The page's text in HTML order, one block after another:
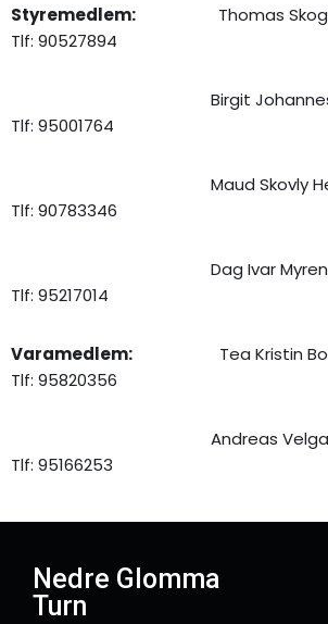
Styremedlem: Thomas
Tlf: 90527894
Birgit
Tlf: 95001764
Maud Skovly
Tlf: 90783346
Dag Ivar
Tlf: 95217014
Varamedlem: Tea Kristin
Tlf: 95820356
Andreas
Tlf: 95166253
Nedre Glomma
Turn